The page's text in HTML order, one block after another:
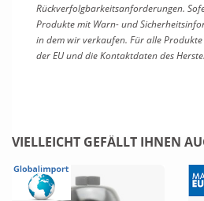
Rückverfolgbarkeitsanforderungen.
Produkte mit Warn- und
in dem wir verkaufen. Für alle
der EU und die Kontaktdaten des
VIELLEICHT GEFÄLLT IHNEN